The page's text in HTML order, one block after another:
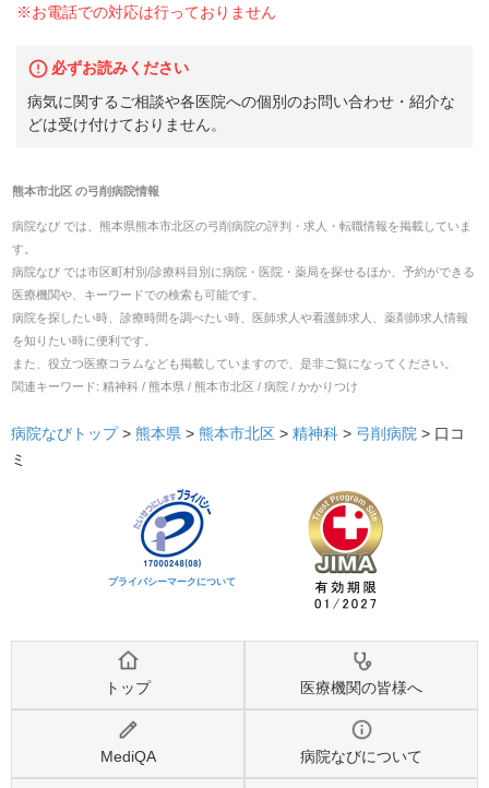
※お電話での対応は行っておりません
必ずお読みください
病気に関するご相談や各医院への個別のお問い合わせ・紹介な
どは受け付けておりません。
熊本市北区 の弓削病院情報
病院なび では、 熊本県熊本市北区の弓削病院の評判・求人・転職情報を掲載していま
す。
病院なび では市区町村別/診療科目別に病院・医院・薬局を探せるほか、予約ができる
医療機関や、キーワードでの検索も可能です。
病院を探したい時、診療時間を調べたい時、医師求人や看護師求人、薬剤師求人情報
を知りたい時に便利です。
また、役立つ医療コラムなども掲載していますので、是非ご覧になってください。
関連キーワード: 精神科 / 熊本県 / 熊本市北区 / 病院 / かかりつけ
病院なびトップ > 熊本県 > 熊本市北区 > 精神科 > 弓削病院 > 口コ
ミ
プライバシーマークについて
トップ 医療機関の皆様へ
MediQA 病院なびについて